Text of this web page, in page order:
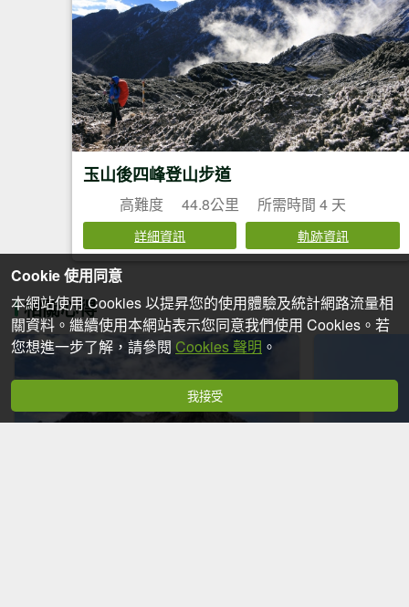
玉山後四峰登山步道
高難度 44.8公里 所需時間 4 天
詳細資訊 軌跡資訊
相關心得
Cookie 使用同意
本網站使用 Cookies 以提昇您的使用體驗及統計網路流量相
關資料。繼續使用本網站表示您同意我們使用 Cookies。若
您想進一步了解，請參閱 Cookies 聲明 。
我接受